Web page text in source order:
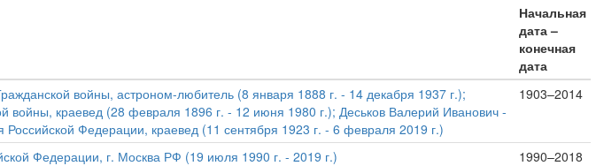
Начальная
дата –
конечная
дата
войны, астроном-любитель (8 января 1888 г. - 14 декабря 1937 г.);
войны, краевед (28 февраля 1896 г. - 12 июня 1980 г.); Деськов Валерий Иванович -
Федерации, краевед (11 сентября 1923 г. - 6 февраля 2019 г.)
1903–2014
Федерации, г. Москва РФ (19 июля 1990 г. - 2019 г.)
1990–2018